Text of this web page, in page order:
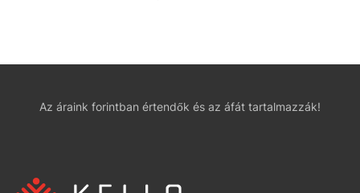
Az áraink forintban értendők és az áfát tartalmazzák!